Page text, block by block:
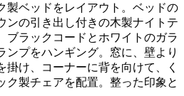
製ベッドをレイアウト。ベッドの
ンの引き出し付きの木製ナイトテ
ブラックコードとホワイトのガラ
ンプをハンギング。窓に、壁より
掛け、コーナーに背を向けて、く
ク製チェアを配置。整った印象と